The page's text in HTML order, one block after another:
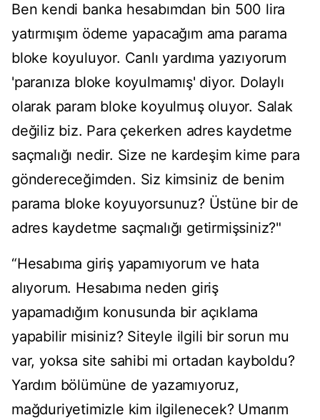
Ben kendi banka hesabımdan bin 500 lira
yatırmışım ödeme yapacağım ama parama
bloke koyuluyor. Canlı yardıma yazıyorum
'paranıza bloke koyulmamış' diyor. Dolaylı
olarak param bloke koyulmuş oluyor. Salak
değiliz biz. Para çekerken adres kaydetme
saçmalığı nedir. Size ne kardeşim kime para
göndereceğimden. Siz kimsiniz de benim
parama bloke koyuyorsunuz? Üstüne bir de
adres kaydetme saçmalığı getirmişsiniz?"
“Hesabıma giriş yapamıyorum ve hata
alıyorum. Hesabıma neden giriş
yapamadığım konusunda bir açıklama
yapabilir misiniz? Siteyle ilgili bir sorun mu
var, yoksa site sahibi mi ortadan kayboldu?
Yardım bölümüne de yazamıyoruz,
mağduriyetimizle kim ilgilenecek? Umarım